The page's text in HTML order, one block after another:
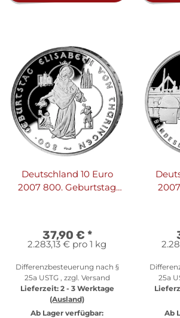
Deutschland 10 Euro
2007 800. Geburtstag
37,90 € *
2.283,13 € pro 1 kg
Differenzbesteuerung nach §
25a USTG , zzgl. Versand
Lieferzeit: 2 - 3 Werktage
(Ausland)
Ab Lager verfügbar:
25a
Ab